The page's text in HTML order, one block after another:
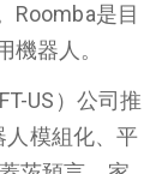
Roomba是目
器人。
US）公司推
模組化、平